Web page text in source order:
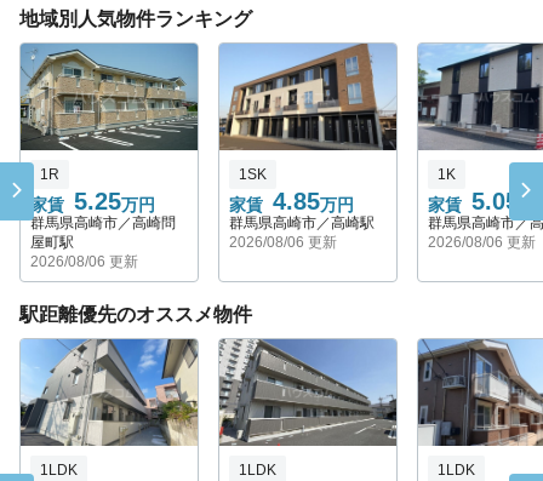
地域別人気物件ランキング
家賃 5.25万円
1R
群馬県高崎市／高崎問
屋町駅
2026/08/06 更新
家賃 4.85万円
1SK
群馬県高崎市／高崎駅
2026/08/06 更新
家賃 5.05
1K
群馬県高崎市／
2026/08/06 更新
駅距離優先のオススメ物件
1LDK 1LDK 1LDK